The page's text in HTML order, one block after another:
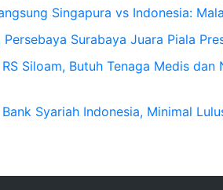
Singapura vs Indonesia:
Persebaya Surabaya Juara Piala
Siloam, Butuh Tenaga Medis
Syariah Indonesia, Minimal